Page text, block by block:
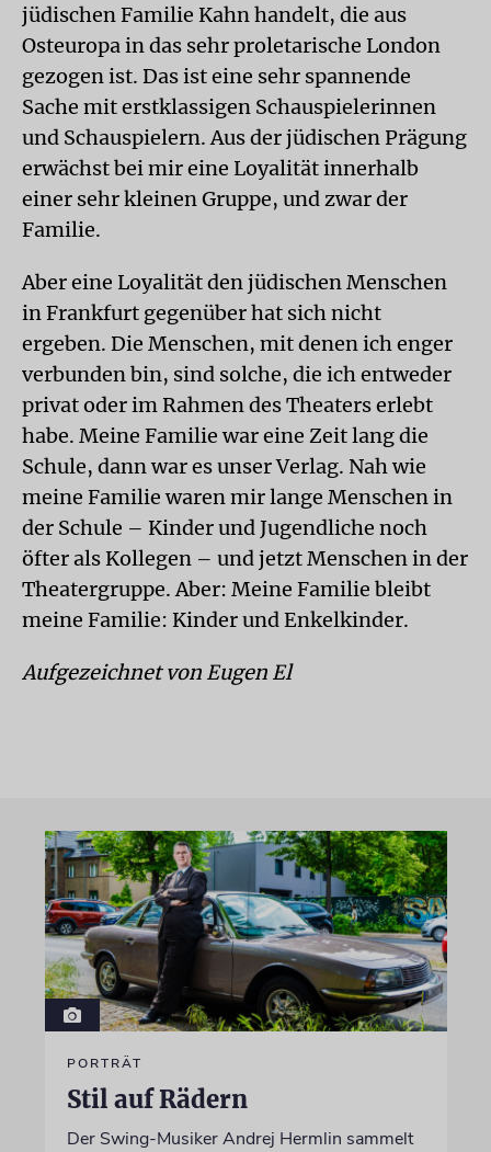
jüdischen Familie Kahn handelt, die aus
Osteuropa in das sehr proletarische London
gezogen ist. Das ist eine sehr spannende
Sache mit erstklassigen Schauspielerinnen
und Schauspielern. Aus der jüdischen Prägung
erwächst bei mir eine Loyalität innerhalb
einer sehr kleinen Gruppe, und zwar der
Familie.
Aber eine Loyalität den jüdischen Menschen
in Frankfurt gegenüber hat sich nicht
ergeben. Die Menschen, mit denen ich enger
verbunden bin, sind solche, die ich entweder
privat oder im Rahmen des Theaters erlebt
habe. Meine Familie war eine Zeit lang die
Schule, dann war es unser Verlag. Nah wie
meine Familie waren mir lange Menschen in
der Schule – Kinder und Jugendliche noch
öfter als Kollegen – und jetzt Menschen in der
Theatergruppe. Aber: Meine Familie bleibt
meine Familie: Kinder und Enkelkinder.
Aufgezeichnet von Eugen El
PORTRÄT
Stil auf Rädern
Der Swing-Musiker Andrej Hermlin sammelt